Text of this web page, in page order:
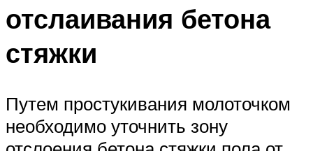
отслаивания бетона
стяжки
Путем простукивания молоточком
необходимо уточнить зону